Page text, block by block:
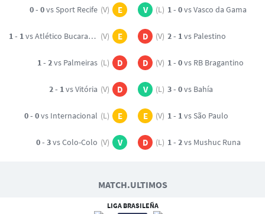
0 - 0vs Sport Recife (V) E
1 - 1vs Atlético Bucaramanga (V) E
1 - 2vs Palmeiras (L) D
2 - 1vs Vitória (V) D
0 - 0vs Internacional (L) E
0 - 3vs Colo-Colo (V) V
V (L) 1 - 0vs Vasco da Gama
D (V) 2 - 1vs Palestino
D (V) 1 - 0vs RB Bragantino
V (L) 3 - 0vs Bahía
E (V) 1 - 1vs São Paulo
D (L) 1 - 2vs Mushuc Runa
MATCH.ULTIMOS
LIGA BRASILEÑA